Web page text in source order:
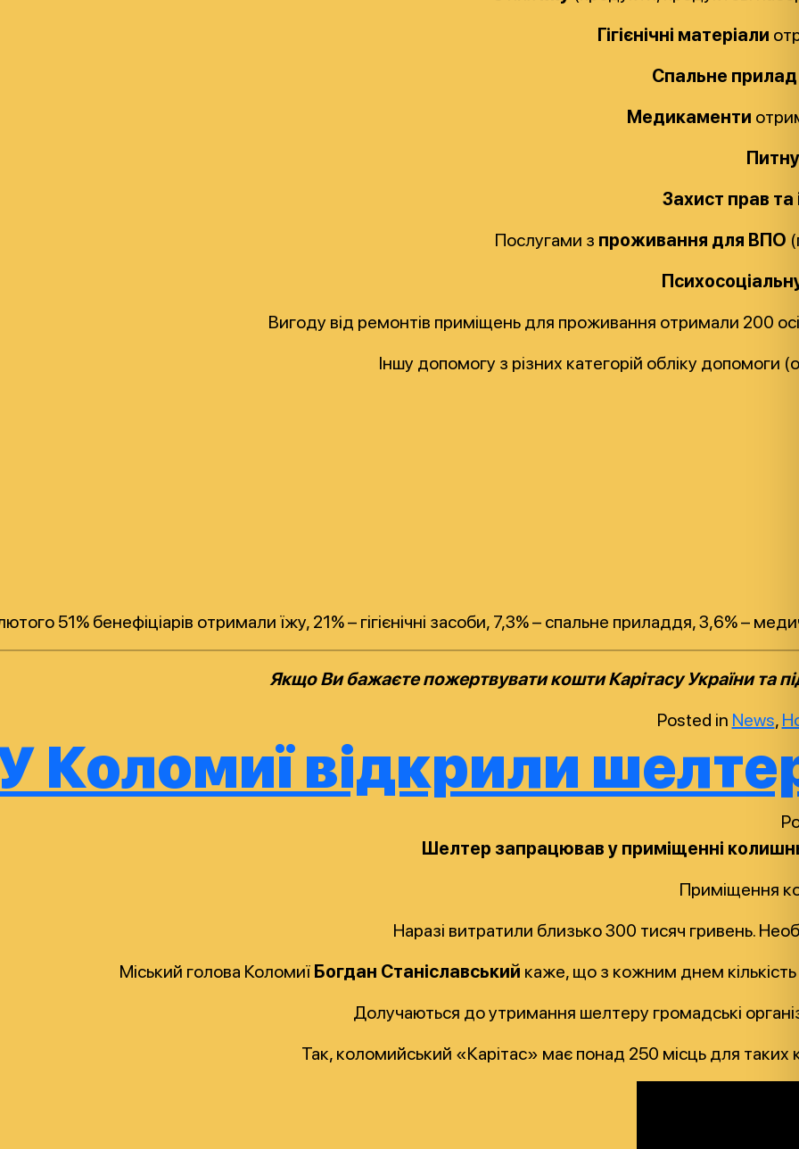
Гігієнічні матеріали
Спальне
Медикаменти
Захист прав та
Послугами з проживання для ВПО
Вигоду від ремонтів приміщень для проживання отримали 200
Іншу допомогу з різних категорій обліку допомоги
51% бенефіціарів отримали їжу, 21% – гігієнічні засоби, 7,3% – спальне приладдя, 3,6% –
Якщо Ви бажаєте пожертвувати кошти Карітасу України та
Posted in News,
Коломиї відкрили
Шелтер запрацював у приміщенні
Приміщення
Наразі витратили близько 300 тисяч гривень.
Міський голова Коломиї Богдан Станіславський каже, що з кожним днем
Долучаються до утримання шелтеру громадські
Так, коломийський «Карітас» має понад 250 місць для